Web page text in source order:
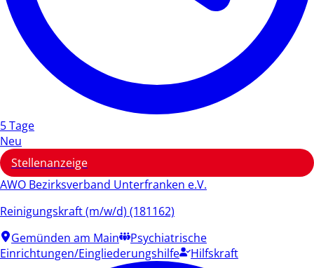
5 Tage
Neu
Stellenanzeige
AWO Bezirksverband Unterfranken e.V.
Reinigungskraft (m/w/d) (181162)
Gemünden am Main
Psychiatrische
Einrichtungen/Eingliederungshilfe
Hilfskraft